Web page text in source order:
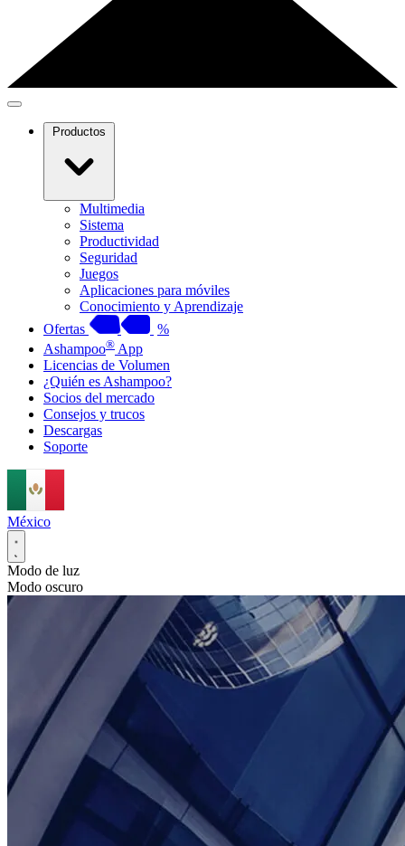
Productos
Multimedia
Sistema
Productividad
Seguridad
Juegos
Aplicaciones para móviles
Conocimiento y Aprendizaje
Ofertas
%
Ashampoo® App
Licencias de Volumen
¿Quién es Ashampoo?
Socios del mercado
Consejos y trucos
Descargas
Soporte
México
Modo de luz
Modo oscuro